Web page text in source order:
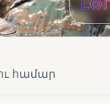
համար